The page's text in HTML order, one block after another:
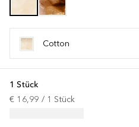
Cotton
1 Stück
€ 16,99 / 1 Stück